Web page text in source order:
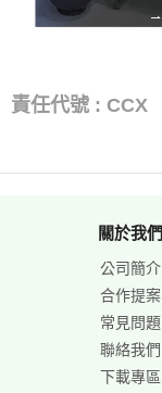
責任代號 : CCX
關於我們
公司簡介
合作提案
常見問題
聯絡我們
下載專區